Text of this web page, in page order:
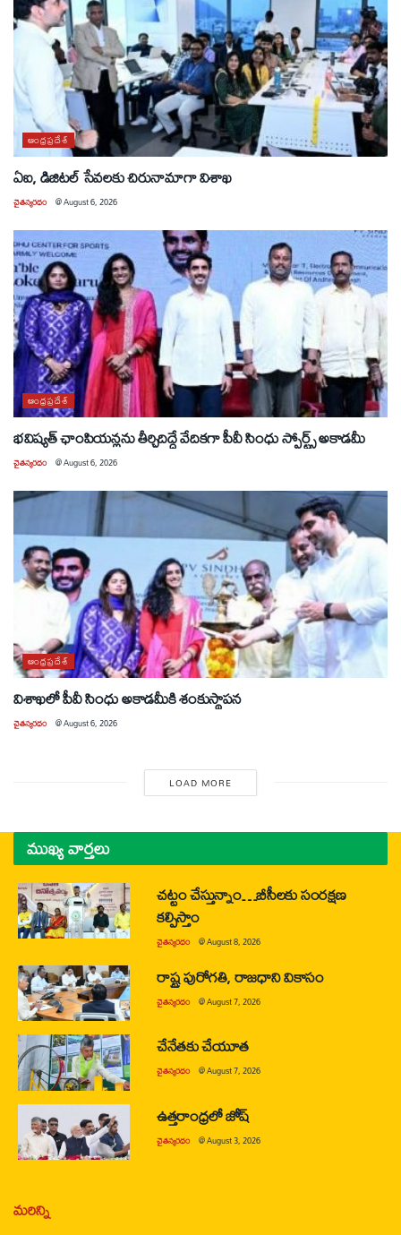
ఆంధ్రప్రదేశ్
ఏఐ, డిజిటల్ సేవలకు చిరునామాగా విశాఖ
చైతన్యరధం @August 6, 2026
ఆంధ్రప్రదేశ్
భవిష్యత్ ఛాంపియన్లను తీర్చిదిద్దే వేదికగా పీవీ సింధు స్పోర్ట్స్ అకాడమీ
చైతన్యరధం @August 6, 2026
ఆంధ్రప్రదేశ్
విశాఖలో పీవీ సింధు అకాడమీకి శంకుస్థాపన
చైతన్యరధం @August 6, 2026
LOAD MORE
ముఖ్య వార్తలు
చట్టం చేస్తున్నాం…బీసీలకు సంరక్షణ
కల్పిస్తాం
చైతన్యరధం @August 8, 2026
రాష్ట్ర పురోగతి, రాజధాని వికాసం
చైతన్యరధం @August 7, 2026
చేనేతకు చేయూత
చైతన్యరధం @August 7, 2026
ఉత్తరాంధ్రలో జోష్
చైతన్యరధం @August 3, 2026
మరిన్ని